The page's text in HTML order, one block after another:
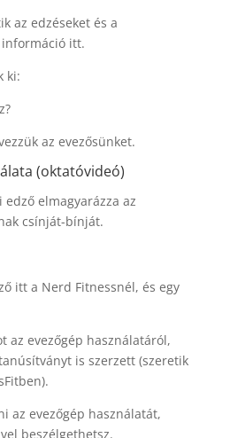
az edzéseket és a
itt.
ki:
az evezősünket.
(oktatóvideó)
elmagyarázza az
csínját-bínját.
itt a Nerd Fitnessnél, és egy
az evezőgép használatáról,
is szerzett (szeretik
az evezőgép használatát,
beszélgethetsz.